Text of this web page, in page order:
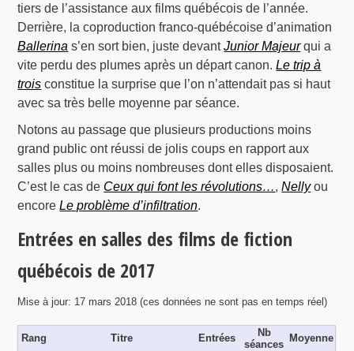
tiers de l’assistance aux films québécois de l’année.
Derrière, la coproduction franco-québécoise d’animation
Ballerina s’en sort bien, juste devantJunior Majeurqui a
vite perdu des plumes après un départ canon.Le trip à
trois constitue la surprise que l’on n’attendait pas si haut
avec sa très belle moyenne par séance.
Notons au passage que plusieurs productions moins
grand public ont réussi de jolis coups en rapport aux
salles plus ou moins nombreuses dont elles disposaient.
C’est le cas de Ceux qui font les révolutions…,Nellyou
encoreLe problème d’infiltration.
Entrées en salles des films de fiction
québécois de 2017
Mise à jour: 17 mars 2018 (ces données ne sont pas en temps réel)
Rang Titre Entrées
Nb
séances
Moyenne